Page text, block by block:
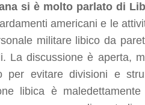
si è molto parlato di
americani e le
militare libico da
La discussione è aperta,
per evitare divisioni e
libica è